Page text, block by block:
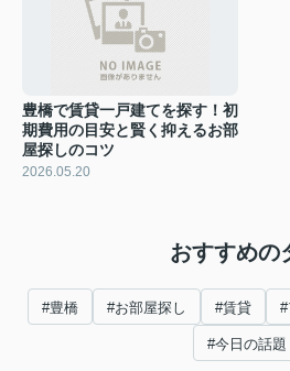
豊橋で賃貸一戸建てを探す！初
期費用の目安と賢く抑えるお部
屋探しのコツ
2026.05.20
おすすめの
#豊橋 #お部屋探し #賃貸
#今日の話題